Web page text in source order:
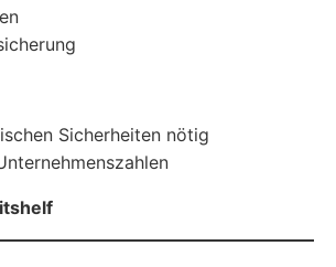
Sicherheiten nötig